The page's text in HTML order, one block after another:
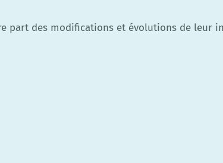
part des modifications et évolutions de leur